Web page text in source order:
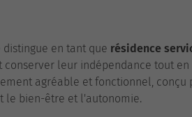
distingue en tant que résidence
leur indépendance tout
agréable et fonctionnel, conçu
le bien-être et l'autonomie.